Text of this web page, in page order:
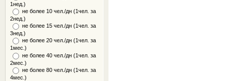
1нед.)
не более 10 чел./дн (1чел. за
2нед.)
не более 15 чел./дн (1чел. за
3нед.)
не более 20 чел./дн (1чел. за
1мес.)
не более 40 чел./дн (1чел. за
2мес.)
не более 80 чел./дн (1чел. за
4мес.)